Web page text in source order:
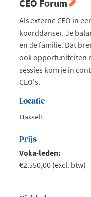
CEO Forum
Als externe CEO in
koorddanser. Je
en de familie. Dat
ook opportuniteiten
sessies kom je in
CEO's.
Locatie
Hasselt
Prijs
Voka-leden:
€2.550,00 (excl. btw)